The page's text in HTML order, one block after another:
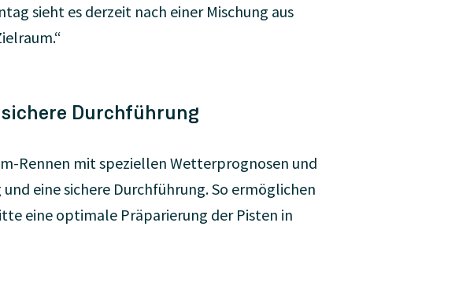
sieht es derzeit nach einer Mischung aus
Durchführung
Rennen mit speziellen Wetterprognosen und
eine sichere Durchführung. So ermöglichen
eine optimale Präparierung der Pisten in